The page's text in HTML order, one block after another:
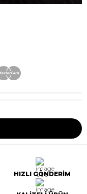
HIZLI GÖNDERİM